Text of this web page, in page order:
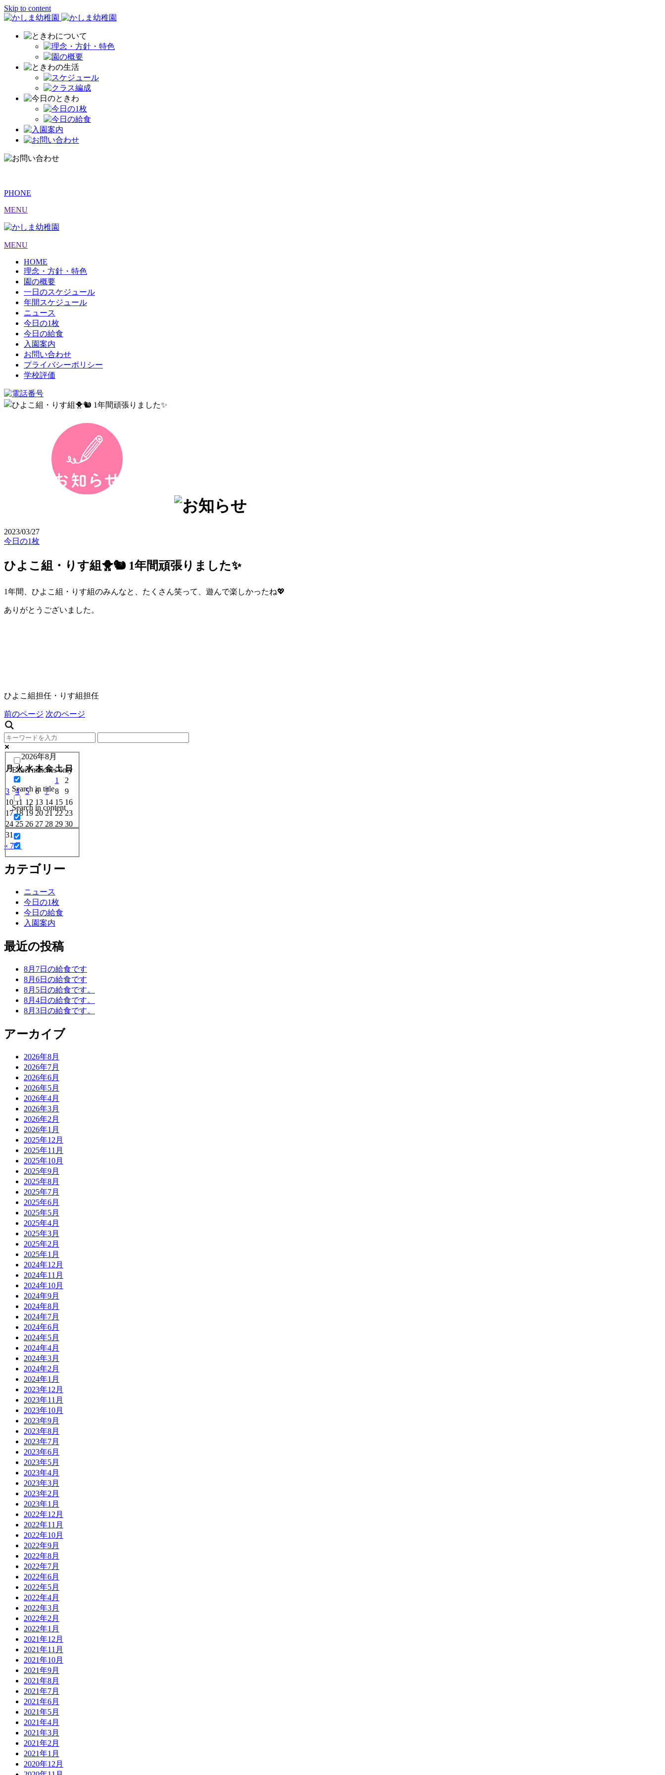
Skip to content
PHONE
MENU
MENU
HOME
理念・方針・特色
園の概要
一日のスケジュール
年間スケジュール
ニュース
今日の1枚
今日の給食
入園案内
お問い合わせ
プライバシーポリシー
学校評価
2023/03/27
今日の1枚
ひよこ組・りす組🐥🐿 1年間頑張りました✨
1年間、ひよこ組・りす組のみんなと、たくさん笑って、遊んで楽しかったね💖
ありがとうございました。
ひよこ組担任・りす組担任
前のページ 次のページ
Exact matches only
Search in title
Search in content
2026年8月
月 火 水 木 金 土 日
1
2
3
4 5 6 7 8
9
10 11 12 13 14 15 16
17 18 19 20 21 22 23
24 25 26 27 28 29 30
31
« 7月
カテゴリー
ニュース
今日の1枚
今日の給食
入園案内
最近の投稿
8月7日の給食です
8月6日の給食です
8月5日の給食です。
8月4日の給食です。
8月3日の給食です。
アーカイブ
2026年8月
2026年7月
2026年6月
2026年5月
2026年4月
2026年3月
2026年2月
2026年1月
2025年12月
2025年11月
2025年10月
2025年9月
2025年8月
2025年7月
2025年6月
2025年5月
2025年4月
2025年3月
2025年2月
2025年1月
2024年12月
2024年11月
2024年10月
2024年9月
2024年8月
2024年7月
2024年6月
2024年5月
2024年4月
2024年3月
2024年2月
2024年1月
2023年12月
2023年11月
2023年10月
2023年9月
2023年8月
2023年7月
2023年6月
2023年5月
2023年4月
2023年3月
2023年2月
2023年1月
2022年12月
2022年11月
2022年10月
2022年9月
2022年8月
2022年7月
2022年6月
2022年5月
2022年4月
2022年3月
2022年2月
2022年1月
2021年12月
2021年11月
2021年10月
2021年9月
2021年8月
2021年7月
2021年6月
2021年5月
2021年4月
2021年3月
2021年2月
2021年1月
2020年12月